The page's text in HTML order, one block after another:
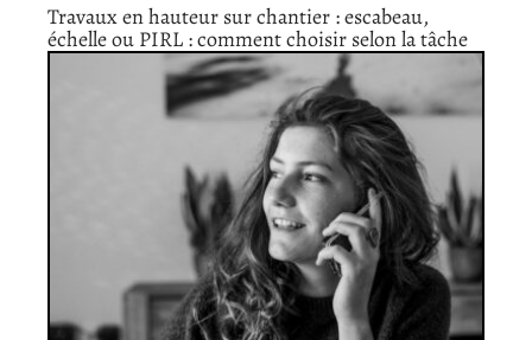
Travaux en hauteur sur chantier : escabeau,
échelle ou PIRL : comment choisir selon la tâche